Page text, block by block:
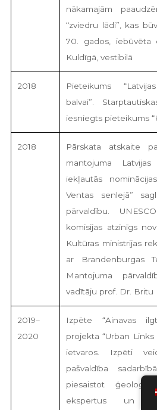
nākamajām
“zviedru lādi”, kas
70. gados, iebūvēta
Kuldīgā, vestibilā
2018
Pieteikums
balvai”.
iesniegts pieteikums
2018
Pārskata atskaite
mantojuma
iekļautās
Ventas senlejā”
pārvaldību.
komisijas atzinīgs
Kultūras ministrijas
ar Brandenburgas
Mantojuma
vadītāju prof. Dr. Britu
2019–
2020
Izpēte “Ainavas
projekta “Urban
ietvaros. Izpēti
pašvaldība
piesaistot
ekspertus un